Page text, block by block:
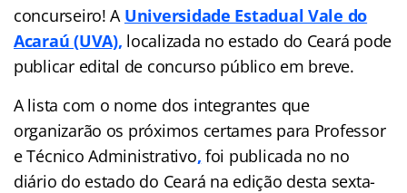
concurseiro! A Universidade Estadual Vale do
Acaraú (UVA), localizada no estado do Ceará pode
publicar edital de concurso público em breve.
A lista com o nome dos integrantes que
organizarão os próximos certames para Professor
e Técnico Administrativo, foi publicada no no
diário do estado do Ceará na edição desta sexta-